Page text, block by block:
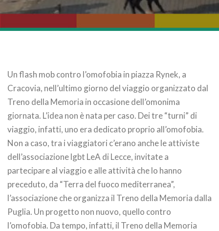
Un flash mob contro l’omofobia in piazza Rynek, a
Cracovia, nell’ultimo giorno del viaggio organizzato dal
Treno della Memoria in occasione dell’omonima
giornata. L’idea non è nata per caso. Dei tre “turni” di
viaggio, infatti, uno era dedicato proprio all’omofobia.
Non a caso, tra i viaggiatori c’erano anche le attiviste
dell’associazione lgbt LeA di Lecce, invitate a
partecipare al viaggio e alle attività che lo hanno
preceduto, da “Terra del fuoco mediterranea”,
l’associazione che organizza il Treno della Memoria dalla
Puglia. Un progetto non nuovo, quello contro
l’omofobia. Da tempo, infatti, il Treno della Memoria